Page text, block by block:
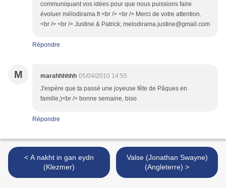
communiquant vos idées pour que nous puissions faire
évoluer mélodirama.fr.<br /> <br /> Merci de votre attention.
<br /> <br /> Justine & Patrick; melodirama.justine@gmail.com
Répondre
M marahhhhhh 05/04/2010 14:55
J'espère que ta passé une joyeuse fête de Pâques en
famille,)<br /> bonne semaine, biso
Répondre
< A nakht in gan eydn
(Klezmer)
Valse (Jonathan Swayne)
(Angleterre) >